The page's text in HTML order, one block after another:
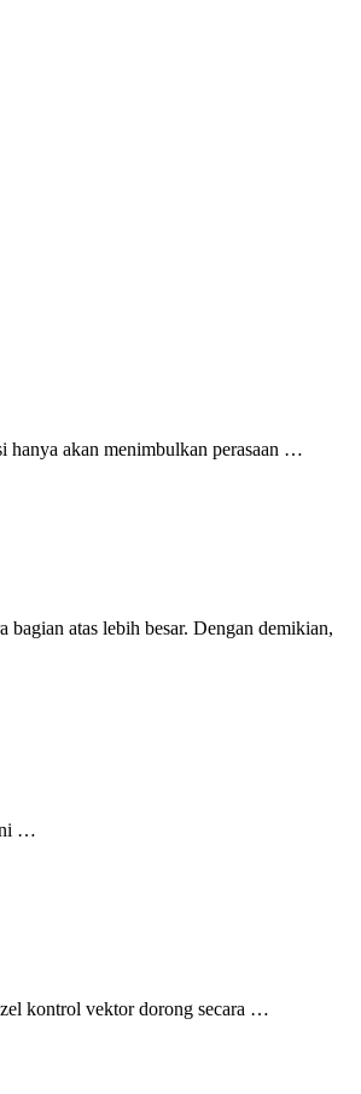
hanya akan menimbulkan perasaan …
bagian atas lebih besar. Dengan demikian,
…
kontrol vektor dorong secara …